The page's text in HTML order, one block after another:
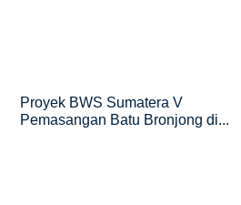
Proyek BWS Sumatera V
Pemasangan Batu Bronjong di...